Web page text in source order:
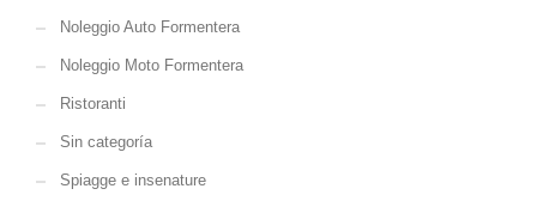
Noleggio Auto Formentera
Noleggio Moto Formentera
Ristoranti
Sin categoría
Spiagge e insenature